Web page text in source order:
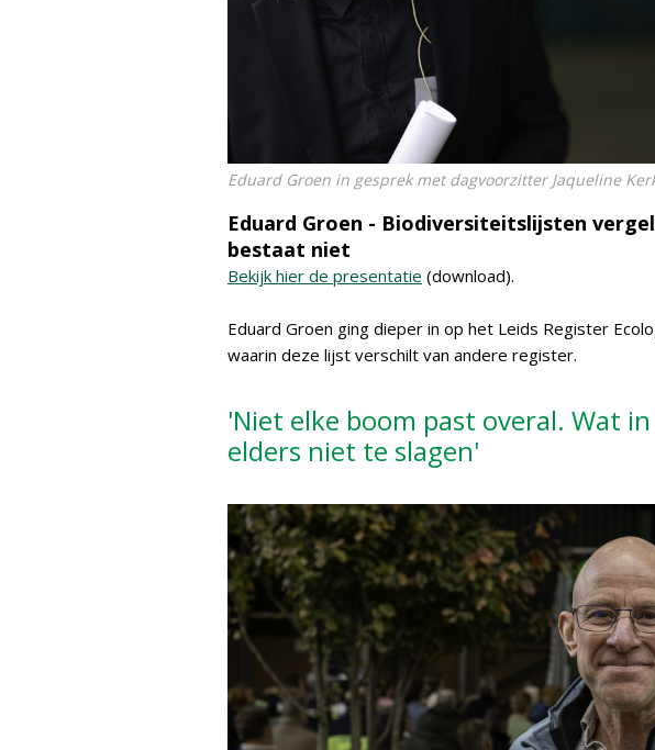
Eduard Groen in gesprek met dagvoorzitter Jaqueline
Eduard Groen - Biodiversiteitslijsten
bestaat niet
Bekijk hier de presentatie (download).
Eduard Groen ging dieper in op het Leids Register
waarin deze lijst verschilt van andere register.
'Niet elke boom past overal. Wat
elders niet te slagen'